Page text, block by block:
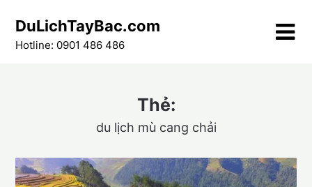
content
DuLichTayBac.com
Hotline: 0901 486 486
Thẻ:
du lịch mù cang chải